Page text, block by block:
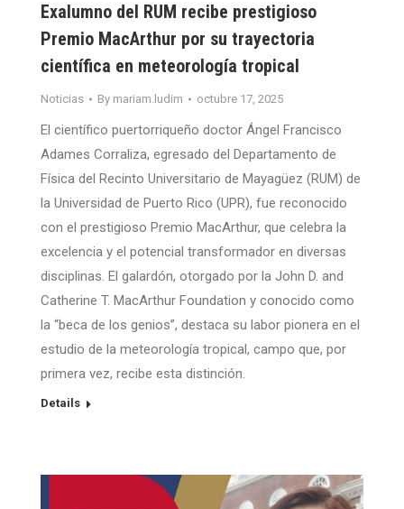
Exalumno del RUM recibe prestigioso
Premio MacArthur por su trayectoria
científica en meteorología tropical
Noticias By mariam.ludim octubre 17, 2025
El científico puertorriqueño doctor Ángel Francisco
Adames Corraliza, egresado del Departamento de
Física del Recinto Universitario de Mayagüez (RUM) de
la Universidad de Puerto Rico (UPR), fue reconocido
con el prestigioso Premio MacArthur, que celebra la
excelencia y el potencial transformador en diversas
disciplinas. El galardón, otorgado por la John D. and
Catherine T. MacArthur Foundation y conocido como
la “beca de los genios”, destaca su labor pionera en el
estudio de la meteorología tropical, campo que, por
primera vez, recibe esta distinción.
Details